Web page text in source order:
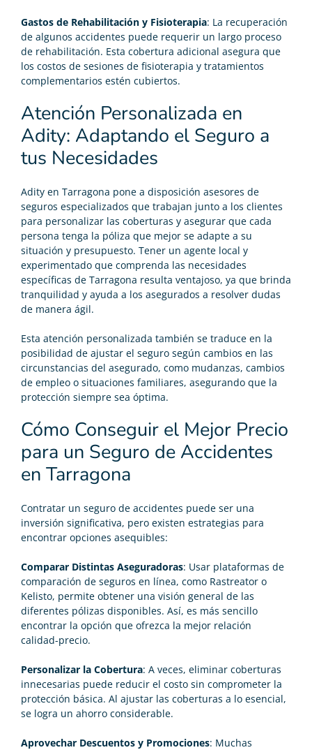
Gastos de Rehabilitación y Fisioterapia: La recuperación
de algunos accidentes puede requerir un largo proceso
de rehabilitación. Esta cobertura adicional asegura que
los costos de sesiones de fisioterapia y tratamientos
complementarios estén cubiertos.
Atención Personalizada en
Adity: Adaptando el Seguro a
tus Necesidades
Adity en Tarragona pone a disposición asesores de
seguros especializados que trabajan junto a los clientes
para personalizar las coberturas y asegurar que cada
persona tenga la póliza que mejor se adapte a su
situación y presupuesto. Tener un agente local y
experimentado que comprenda las necesidades
específicas de Tarragona resulta ventajoso, ya que brinda
tranquilidad y ayuda a los asegurados a resolver dudas
de manera ágil.
Esta atención personalizada también se traduce en la
posibilidad de ajustar el seguro según cambios en las
circunstancias del asegurado, como mudanzas, cambios
de empleo o situaciones familiares, asegurando que la
protección siempre sea óptima.
Cómo Conseguir el Mejor Precio
para un Seguro de Accidentes
en Tarragona
Contratar un seguro de accidentes puede ser una
inversión significativa, pero existen estrategias para
encontrar opciones asequibles:
Comparar Distintas Aseguradoras: Usar plataformas de
comparación de seguros en línea, como Rastreator o
Kelisto, permite obtener una visión general de las
diferentes pólizas disponibles. Así, es más sencillo
encontrar la opción que ofrezca la mejor relación
calidad-precio.
Personalizar la Cobertura: A veces, eliminar coberturas
innecesarias puede reducir el costo sin comprometer la
protección básica. Al ajustar las coberturas a lo esencial,
se logra un ahorro considerable.
Aprovechar Descuentos y Promociones: Muchas